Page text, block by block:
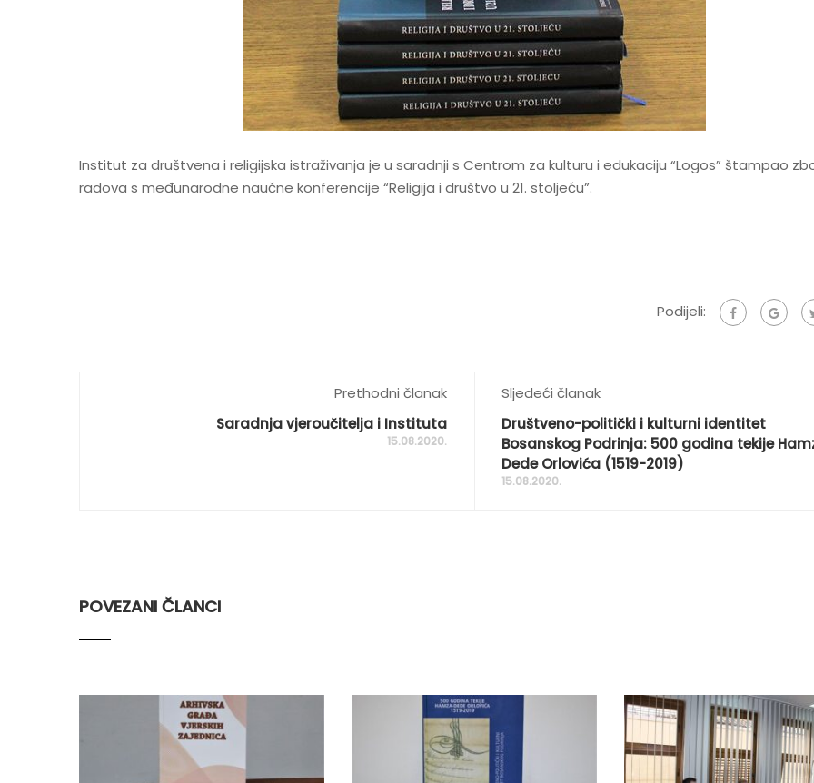
Institut za društvena i religijska istraživanja je u saradnji s Centrom za kulturu i edukaciju “Logos” štampao
radova s međunarodne naučne konferencije “Religija i društvo u 21. stoljeću”.
Podijeli:
Prethodni članak
Saradnja vjeroučitelja i Instituta
15.08.2020.
Sljedeći članak
Društveno-politički i kulturni identitet
Bosanskog Podrinja: 500 godina tekije
Dede Orlovića (1519-2019)
15.08.2020.
POVEZANI ČLANCI